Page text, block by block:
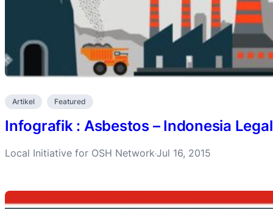
Artikel Featured
Infografik : Asbestos – Indonesia
Local Initiative for OSH Network·Jul 16, 2015